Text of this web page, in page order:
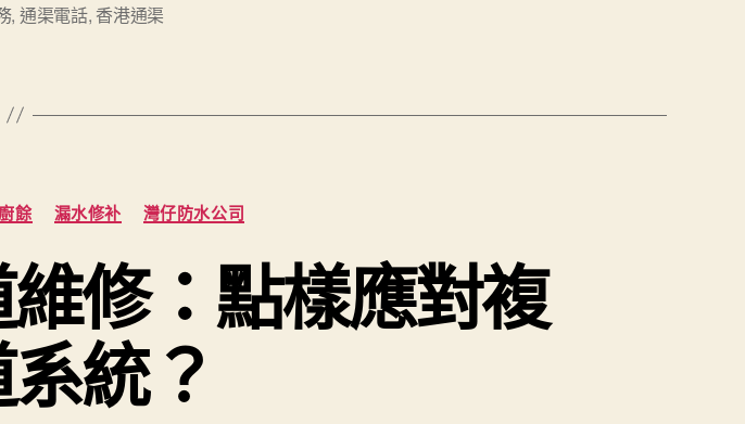
, 通渠電話, 香港通渠
Categories
餘 漏水修补 灣仔防水公司
修：點樣應對複
統？